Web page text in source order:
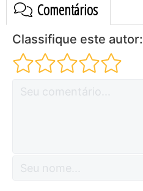
Comentários
Classifique este autor: